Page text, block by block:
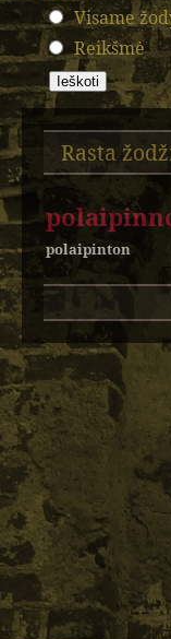
Visame
Reikšmė
Rasta
polaipinton